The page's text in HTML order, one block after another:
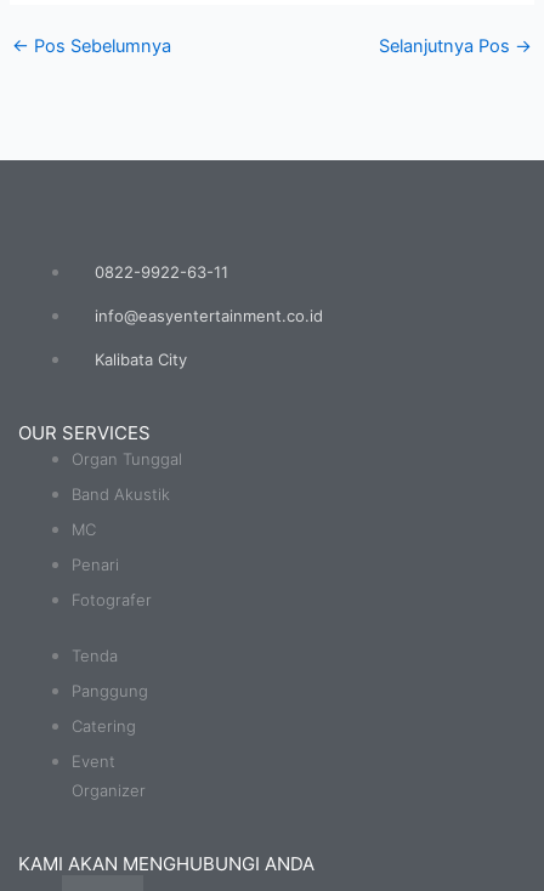
← Pos Sebelumnya Selanjutnya Pos →
0822-9922-63-11
info@easyentertainment.co.id
Kalibata City
OUR SERVICES
Organ Tunggal
Band Akustik
MC
Penari
Fotografer
Tenda
Panggung
Catering
Event
Organizer
KAMI AKAN MENGHUBUNGI ANDA